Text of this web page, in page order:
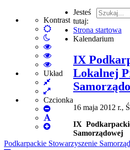
Kontrast
Default
mode
Włącz
tryb
nocny
High
Contrast
Black
White
High
Contrast
Black
High
Contrast
mode
Układ
Fixed
layout
Wide
layout
Czcionka
Set
FontDefault
Set
Font
Podkarpackie Stowarzyszenie
Jesteś
tutaj:
Strona startowa
Kalendarium
IX
Lokalnej
16 maja 2012 r.,
IX
Samorządowej